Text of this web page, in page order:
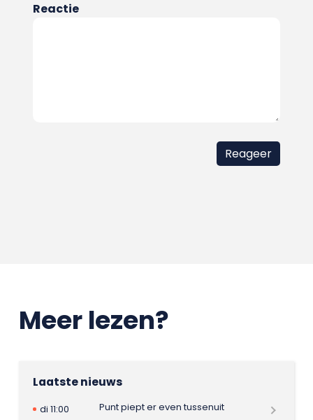
Reactie
Meer lezen?
Laatste nieuws
di 11:00
Punt piept er even tussenuit